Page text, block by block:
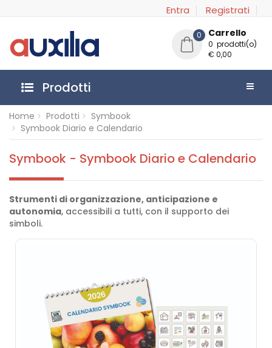
Entra Registrati
0 Carrello
0 prodotti(o)
€ 0,00
Prodotti
Home Prodotti
Symbook
Symbook Diario e Calendario
Symbook - Symbook Diario e Calendario
Strumenti di organizzazione, anticipazione e
autonomia, accessibili a tutti, con il supporto dei
simboli.